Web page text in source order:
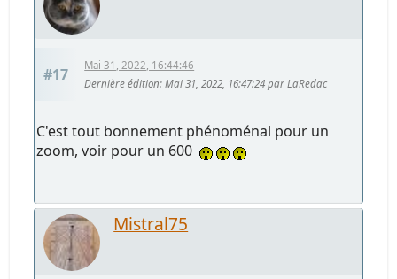
#17
Mai 31, 2022, 16:44:46
Dernière édition: Mai 31, 2022, 16:47:24 par LaRedac
C'est tout bonnement phénoménal pour un
zoom, voir pour un 600
Mistral75